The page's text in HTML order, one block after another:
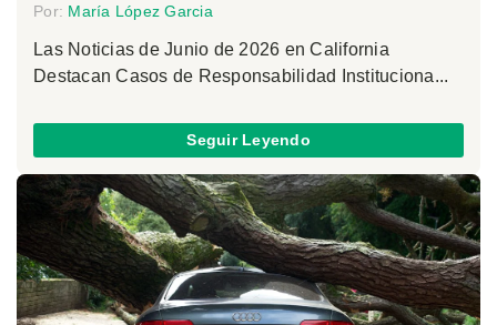
Por: María López Garcia
Las Noticias de Junio de 2026 en California
Destacan Casos de Responsabilidad Instituciona...
Seguir Leyendo